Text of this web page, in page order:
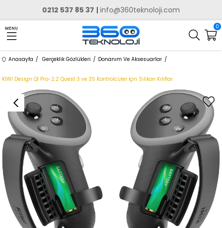
0212 537 85 37 | info@360teknoloji.com
MENU 0
Anasayfa Gerçeklik Gözlükleri Donanım Ve Aksesuarlar
KIWI Design ‎Q1 Pro-2.2 Quest 3 ve 3S Kontrolcüler İçin Silikon Kılıflar